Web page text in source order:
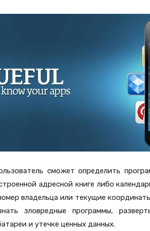
сможет определить
адресной книге либо
владельца или текущие
зловредные программы,
и утечке ценных данных.